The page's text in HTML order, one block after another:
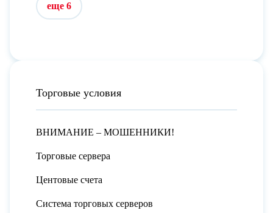
еще 6
Торговые условия
ВНИМАНИЕ – МОШЕННИКИ!
Торговые сервера
Центовые счета
Система торговых серверов